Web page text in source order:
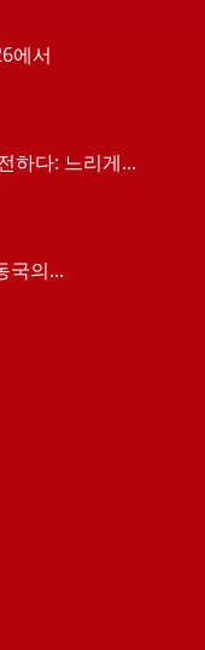
에서
하다: 느리게...
국의...